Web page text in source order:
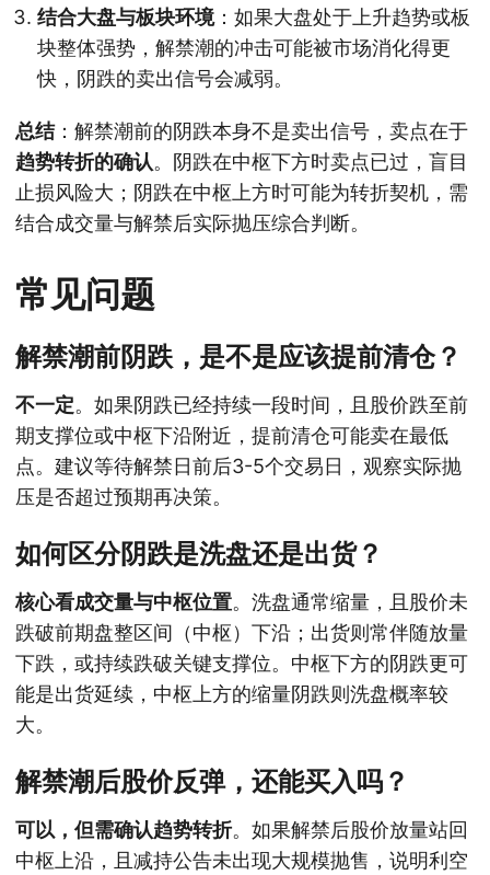
结合大盘与板块环境：如果大盘处于上升趋势或板
块整体强势，解禁潮的冲击可能被市场消化得更
快，阴跌的卖出信号会减弱。
总结：解禁潮前的阴跌本身不是卖出信号，卖点在于
趋势转折的确认。阴跌在中枢下方时卖点已过，盲目
止损风险大；阴跌在中枢上方时可能为转折契机，需
结合成交量与解禁后实际抛压综合判断。
常见问题
解禁潮前阴跌，是不是应该提前清仓？
不一定。如果阴跌已经持续一段时间，且股价跌至前
期支撑位或中枢下沿附近，提前清仓可能卖在最低
点。建议等待解禁日前后3-5个交易日，观察实际抛
压是否超过预期再决策。
如何区分阴跌是洗盘还是出货？
核心看成交量与中枢位置。洗盘通常缩量，且股价未
跌破前期盘整区间（中枢）下沿；出货则常伴随放量
下跌，或持续跌破关键支撑位。中枢下方的阴跌更可
能是出货延续，中枢上方的缩量阴跌则洗盘概率较
大。
解禁潮后股价反弹，还能买入吗？
可以，但需确认趋势转折。如果解禁后股价放量站回
中枢上沿，且减持公告未出现大规模抛售，说明利空